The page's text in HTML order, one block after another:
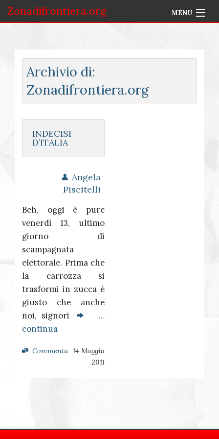
Zonadifrontiera.org MENU
Selezione per Autore
Accedi
Archivio di:
Zonadifrontiera.org
INDECISI
D’ITALIA
Angela
Piscitelli
Beh, oggi è pure
venerdì 13, ultimo
giorno di
scampagnata
elettorale. Prima che
la carrozza si
trasformi in zucca è
giusto che anche
noi, signori
…
continua
Commenta 14 Maggio
2011